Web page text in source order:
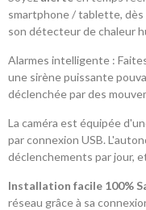
smartphone / tablette,
son détecteur de chaleur
Alarmes intelligente :
une sirène puissante
déclenchée par des
La caméra est équipée
par connexion USB.
déclenchements par jour,
Installation facile 100%
réseau grâce à sa